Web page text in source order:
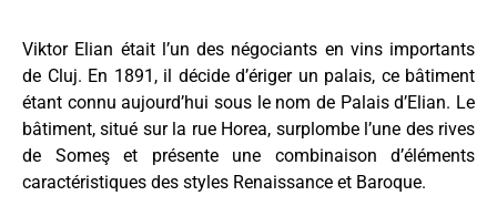
Viktor Elian était l’un des négociants en vins importants
de Cluj. En 1891, il décide d’ériger un palais, ce bâtiment
étant connu aujourd’hui sous le nom de Palais d’Elian. Le
bâtiment, situé sur la rue Horea, surplombe l’une des rives
de Someş et présente une combinaison d’éléments
caractéristiques des styles Renaissance et Baroque.